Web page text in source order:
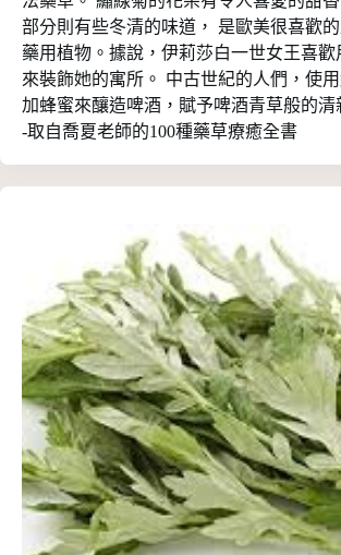
部分則有些冬清的味道， 是歐美很喜歡
藥用植物。據說，伊莉莎白一世女王喜歡
來裝飾她的寓所。 中古世紀的人們，使
加蜂蜜來釀造啤酒，賦予啤酒青草般的清
-取自喬夏老師的100種藥草療癒全書